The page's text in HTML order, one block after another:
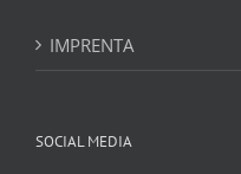
IMPRENTA
SOCIAL MEDIA